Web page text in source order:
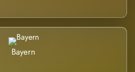
Bayern